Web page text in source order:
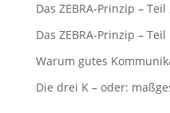
Das ZEBRA-Prinzip – Teil
Das ZEBRA-Prinzip – Teil
Warum gutes
Die drei K – oder: